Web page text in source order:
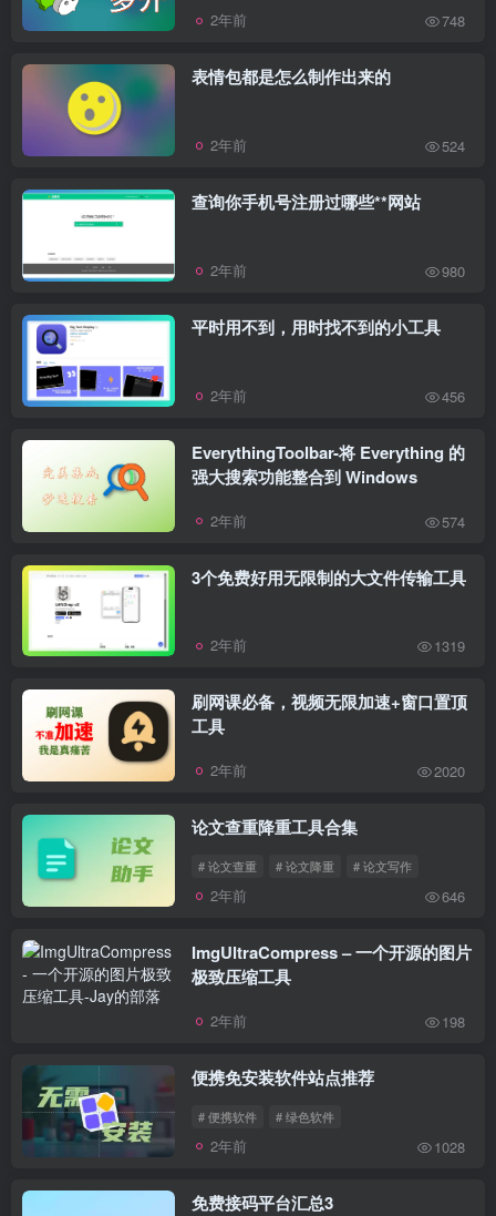
2年前 748
表情包都是怎么制作出来的
2年前 524
查询你手机号注册过哪些**网站
2年前 980
平时用不到，用时找不到的小工具
2年前 456
EverythingToolbar-将 Everything 的
强大搜索功能整合到 Windows
2年前 574
3个免费好用无限制的大文件传输工具
2年前 1319
刷网课必备，视频无限加速+窗口置顶
工具
2年前 2020
论文查重降重工具合集
# 论文查重 # 论文降重 # 论文写作
2年前 646
ImgUltraCompress – 一个开源的图片
极致压缩工具
2年前 198
便携免安装软件站点推荐
# 便携软件 # 绿色软件
2年前 1028
免费接码平台汇总3